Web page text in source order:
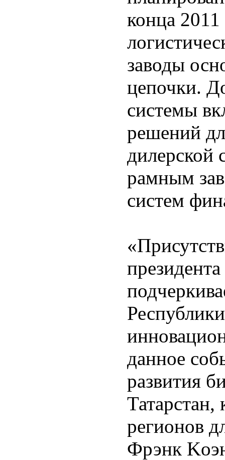
конца
заводы
цепочки.
системы
решений
дилерской
рамным
систем
данное
развития
регионов
Фрэнк